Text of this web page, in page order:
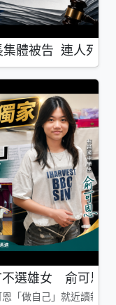
體被告 連人死了
選雄女 俞可恩
「做自己」就近讀新莊